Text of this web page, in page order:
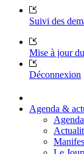
Suivi des
Mise à jour
Déconnexion
Agenda &